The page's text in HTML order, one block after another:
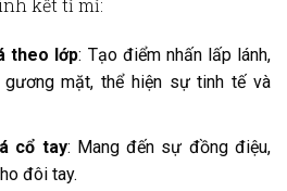
kết tỉ mỉ:
theo lớp: Tạo điểm nhấn lấp lánh,
gương mặt, thể hiện sự tinh tế và
cổ tay: Mang đến sự đồng điệu,
đôi tay.